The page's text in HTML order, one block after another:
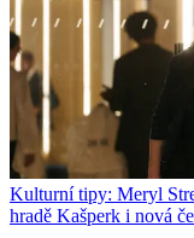
Kulturní tipy: Meryl
hradě Kašperk i nová